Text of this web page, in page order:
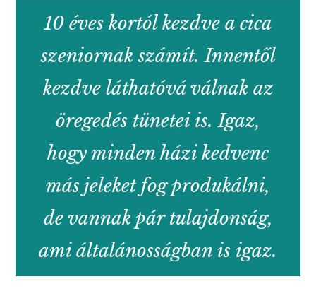
10 éves kortól kezdve a cica
szeniornak számít. Innentől
kezdve láthatóvá válnak az
öregedés tünetei is. Igaz,
hogy minden házi kedvenc
más jeleket fog produkálni,
de vannak pár tulajdonság,
ami általánosságban is igaz.